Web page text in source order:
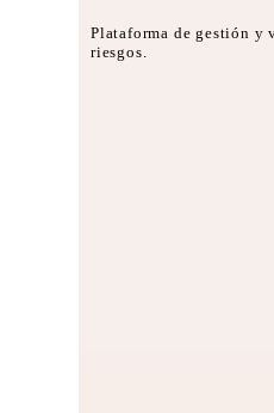
Plataforma de gestión y
riesgos.